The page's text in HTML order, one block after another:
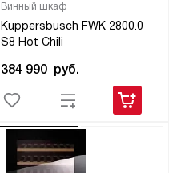
Винный шкаф
Kuppersbusch FWK 2800.0
S8 Hot Chili
384 990 руб.